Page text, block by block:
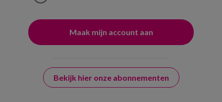
Bekijk hier onze abonnementen